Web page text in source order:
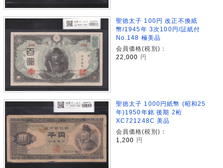
聖徳太子 100円 改正不換紙
幣/1945年 3次100円/証紙付
No.148 極美品
会員価格(税別)：
22,000
円
聖徳太子 1000円紙幣 (昭和25
年)1950年銘 後期 2桁
XC721248C 美品
会員価格(税別)：
1,200
円